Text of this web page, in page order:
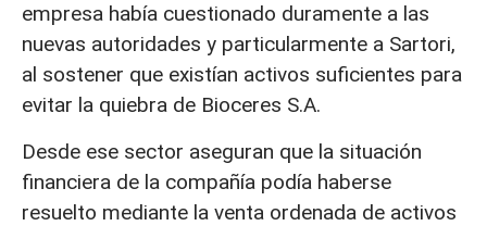
empresa había cuestionado duramente a las
nuevas autoridades y particularmente a Sartori,
al sostener que existían activos suficientes para
evitar la quiebra de Bioceres S.A.
Desde ese sector aseguran que la situación
financiera de la compañía podía haberse
resuelto mediante la venta ordenada de activos